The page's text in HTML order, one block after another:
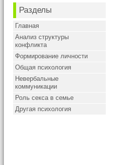
Разделы
Главная
Анализ структуры
конфликта
Формирование личности
Общая психология
Невербальные
коммуникации
Роль секса в семье
Другая психология